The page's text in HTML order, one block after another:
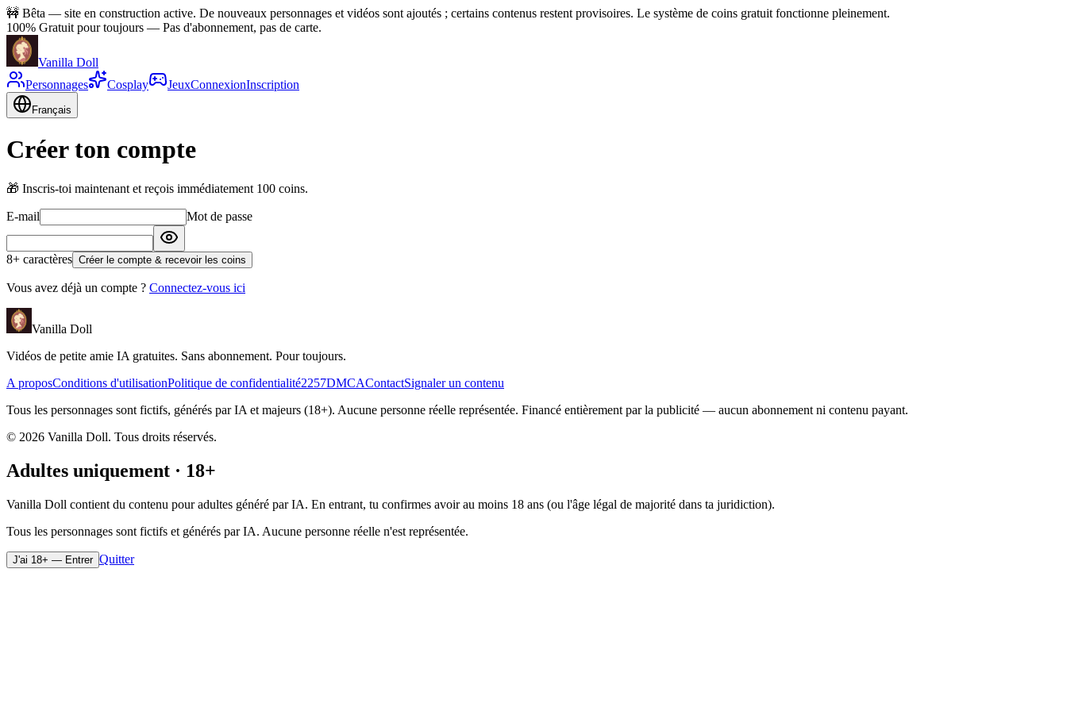
🚧 Bêta — site en construction active. De nouveaux personnages et vidéos sont ajoutés ; certains contenus restent provisoires. Le système de coins gratuit fonctionne pleinement.
100% Gratuit pour toujours — Pas d'abonnement, pas de carte.
Vanilla Doll
Personnages
Cosplay JeuxConnexionInscription
Français
Créer ton compte
🎁 Inscris-toi maintenant et reçois immédiatement 100 coins.
E-mail Mot de passe
8+ caractères Créer le compte & recevoir les coins
Vous avez déjà un compte ? Connectez-vous ici
Vanilla Doll
Vidéos de petite amie IA gratuites. Sans abonnement. Pour toujours.
A proposConditions d'utilisationPolitique de confidentialité2257DMCAContactSignaler un contenu
Tous les personnages sont fictifs, générés par IA et majeurs (18+). Aucune personne réelle représentée. Financé entièrement par la publicité — aucun abonnement ni contenu payant.
© 2026 Vanilla Doll. Tous droits réservés.
Adultes uniquement · 18+
Vanilla Doll contient du contenu pour adultes généré par IA. En entrant, tu confirmes avoir au moins 18 ans (ou l'âge légal de majorité dans ta juridiction).
Tous les personnages sont fictifs et générés par IA. Aucune personne réelle n'est représentée.
J'ai 18+ — Entrer Quitter